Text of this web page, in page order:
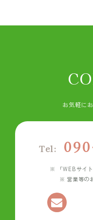
お気軽に
Tel:
「WEBサイ
営業等の